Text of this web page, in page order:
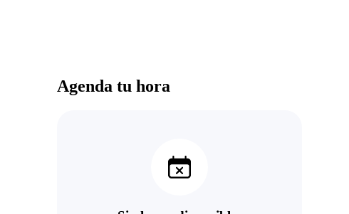
Agenda tu hora